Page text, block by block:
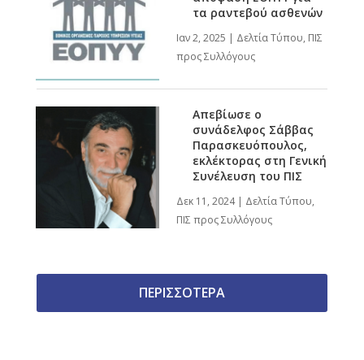
τα ραντεβού ασθενών
Ιαν 2, 2025 | Δελτία Τύπου, ΠΙΣ
προς Συλλόγους
Απεβίωσε ο
συνάδελφος Σάββας
Παρασκευόπουλος,
εκλέκτορας στη Γενική
Συνέλευση του ΠΙΣ
Δεκ 11, 2024| Δελτία Τύπου,
ΠΙΣ προς Συλλόγους
ΠΕΡΙΣΣΟΤΕΡΑ